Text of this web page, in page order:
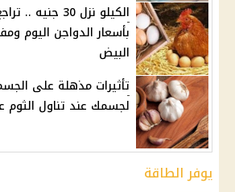
الكيلو نزل 30
بأسعار الدواجن اليوم
البيض
تأثيرات مذهلة على
لجسمك عند تناول الثوم
يوفر الطاقة